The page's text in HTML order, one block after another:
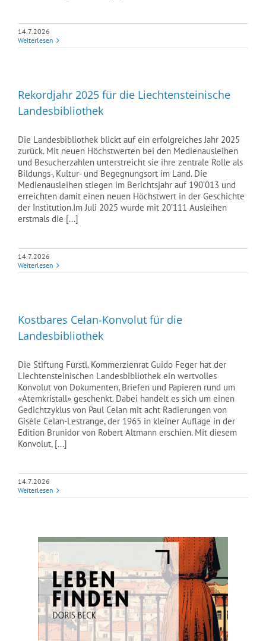
14.7.2026
Weiterlesen
Rekordjahr 2025 für die Liechtensteinische
Landesbibliothek
Die Landesbibliothek blickt auf ein erfolgreiches Jahr 2025
zurück. Mit neuen Höchstwerten bei den Medienausleihen
und Besucherzahlen unterstreicht sie ihre zentrale Rolle als
Bildungs-, Kultur- und Begegnungsort im Land. Die
Medienausleihen stiegen im Berichtsjahr auf 190’013 und
erreichten damit einen neuen Höchstwert in der Geschichte
der Institution.Im Juli 2025 wurde mit 20’111 Ausleihen
erstmals die [...]
14.7.2026
Weiterlesen
Kostbares Celan-Konvolut für die
Landesbibliothek
Die Stiftung Fürstl. Kommerzienrat Guido Feger hat der
Liechtensteinischen Landesbibliothek ein wertvolles
Konvolut von Dokumenten, Briefen und Papieren rund um
«Atemkristall» geschenkt. Dabei handelt es sich um einen
Gedichtzyklus von Paul Celan mit acht Radierungen von
Gisèle Celan-Lestrange, der 1965 in kleiner Auflage in der
Edition Brunidor von Robert Altmann erschien. Mit diesem
Konvolut, [...]
14.7.2026
Weiterlesen